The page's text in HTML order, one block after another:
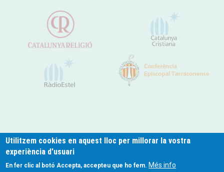
Utilitzem cookies en aquest lloc per millorar la vostra
experiència d'usuari
En fer clic al botó Accepta, accepteu que ho fem. Més info